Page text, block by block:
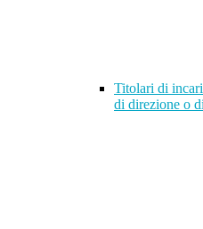
Titolari di
di direzione o